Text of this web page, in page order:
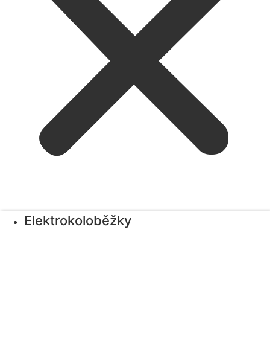
Elektrokoloběžky